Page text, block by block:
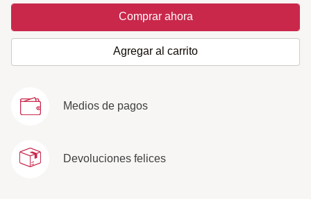
Comprar ahora
Agregar al carrito
Medios de pagos
Devoluciones felices